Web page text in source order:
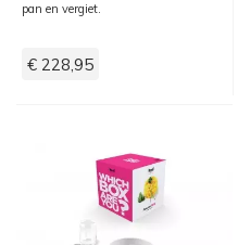
pan en vergiet.
€ 228,95